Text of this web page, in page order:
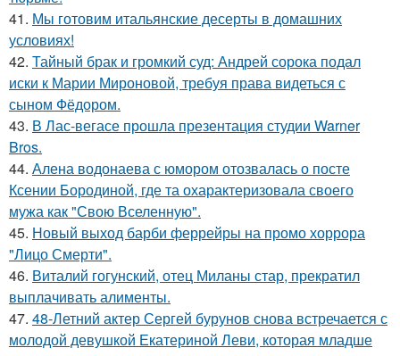
41. Мы готовим итальянские десерты в домашних
условиях!
42. Тайный брак и громкий суд: Андрей сорока подал
иски к Марии Мироновой, требуя права видеться с
сыном Фёдором.
43. В Лас-вегасе прошла презентация студии Warner
Bros.
44. Алена водонаева с юмором отозвалась о посте
Ксении Бородиной, где та охарактеризовала своего
мужа как "Свою Вселенную".
45. Новый выход барби феррейры на промо хоррора
"Лицо Смерти".
46. Виталий гогунский, отец Миланы стар, прекратил
выплачивать алименты.
47. 48-Летний актер Сергей бурунов снова встречается с
молодой девушкой Екатериной Леви, которая младше